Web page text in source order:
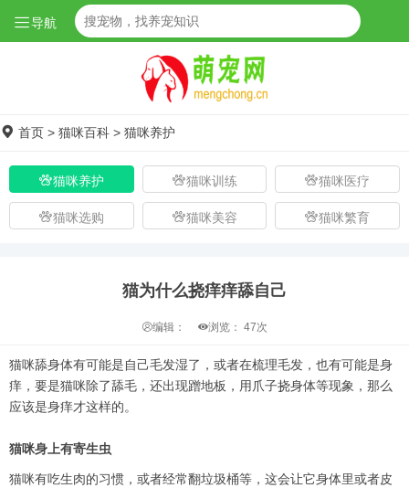
导航
首页 > 猫咪百科 > 猫咪养护
猫咪养护 猫咪训练 猫咪医疗
猫咪选购 猫咪美容 猫咪繁育
猫为什么挠痒痒舔自己
编辑： 浏览： 47次
猫咪舔身体有可能是自己毛发湿了，或者在梳理毛发，也有可能是身
痒，要是猫咪除了舔毛，还出现蹭地板，用爪子挠身体等现象，那么
应该是身痒才这样的。
猫咪身上有寄生虫
猫咪有吃生肉的习惯，或者经常翻垃圾桶等，这会让它身体里或者皮